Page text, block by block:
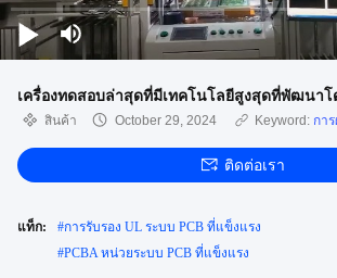
เครื่องทดสอบล่าสุดที่มีเทคโนโลยีสูงสุดที่พัฒนาโ
สินค้า October 29, 2024 Keyword: กา
ติดต่อเรา
แท็ก: #การรับรอง UL ระบบ PCB ที่แข็งแรง
#PCBA หน่วยระบบ PCB ที่แข็งแรง